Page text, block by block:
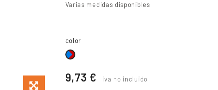
Varias medidas disponibles
color
Azul
Rojo
9,73 € iva no incluido